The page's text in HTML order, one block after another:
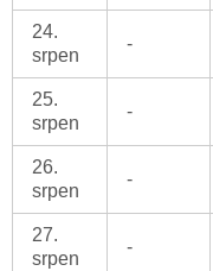
24.
srpen
-
25.
srpen
-
26.
srpen
-
27.
srpen
-